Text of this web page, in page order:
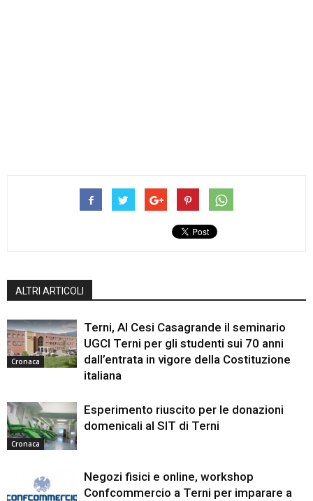
ALTRI ARTICOLI
Cronaca
Terni, Al Cesi Casagrande il seminario
UGCI Terni per gli studenti sui 70 anni
dall’entrata in vigore della Costituzione
italiana
Cronaca
Esperimento riuscito per le donazioni
domenicali al SIT di Terni
Negozi fisici e online, workshop
Confcommercio a Terni per imparare a